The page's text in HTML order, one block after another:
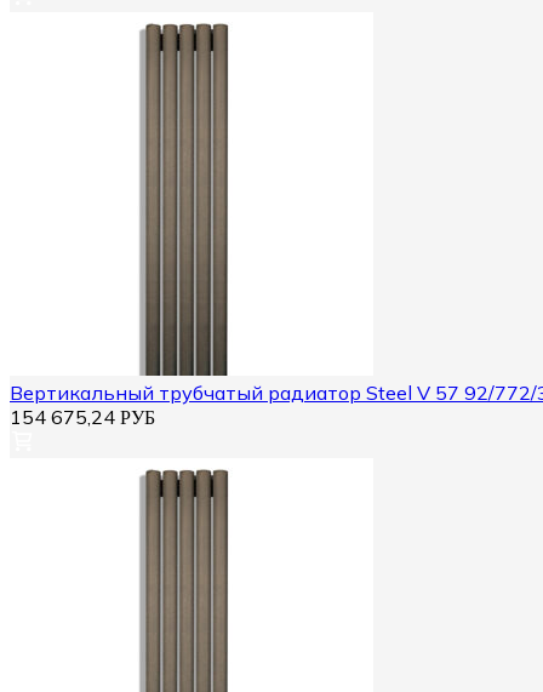
Вертикальный трубчатый радиатор Steel V 57 92/
154 675,24 РУБ